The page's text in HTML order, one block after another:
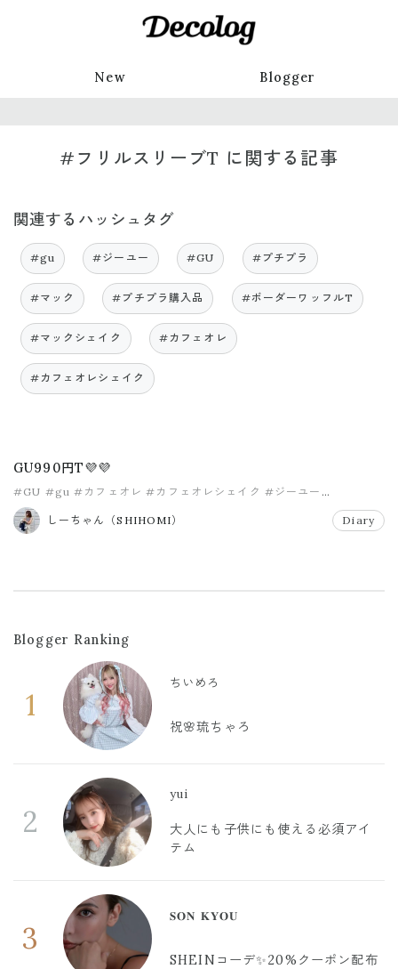
New Blogger
#フリルスリーブT に関する記事
関連するハッシュタグ
#gu #ジーユー #GU #プチプラ
#マック #プチプラ購入品 #ボーダーワッフルT
#マックシェイク #カフェオレ
#カフェオレシェイク
GU990円T💜💜
#GU #gu #カフェオレ #カフェオレシェイク #ジーユー
#フリルスリーブT
しーちゃん（SHIHOMI）
Diary
Blogger Ranking
1
ちいめろ
祝🌸琉ちゃろ
2
yui
大人にも子供にも使える必須アイ
テム
3
𝐒𝐎𝐍 𝐊𝐘𝐎𝐔
SHEINコーデ✨20%クーポン配布